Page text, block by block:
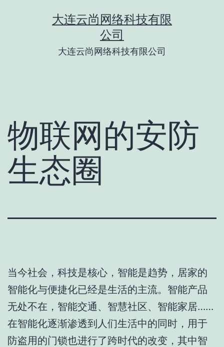
大连云尚网络科技有限
公司
大连云尚网络科技有限公司
物联网的安防
生态圈
当今社会，科技是核心，智能是趋势，居家的
智能化与便捷化已经是生活的主流。智能产品
无处不在，智能交通、智慧社区、智能家居……
在智能化逐渐渗透到人们生活中的同时，用于
防盗用的门锁也进行了跨时代的改变，其中智